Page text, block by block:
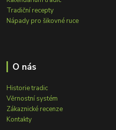
Tradiční recepty
Nápady pro šikovné ruce
O nás
Historie tradic
Věrnostní systém
Zákaznické recenze
Kontakty